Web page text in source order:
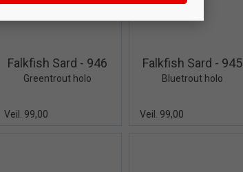
Falkfish Sard - 946
Greentrout holo
Veil. 99,00
Falkfish Sard - 945
Bluetrout holo
Veil. 99,00